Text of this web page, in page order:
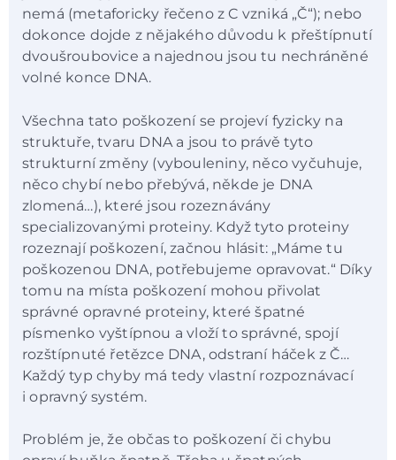
nemá (metaforicky řečeno z C vzniká „Č“); nebo
dokonce dojde z nějakého důvodu k přeštípnutí
dvoušroubovice a najednou jsou tu nechráněné
volné konce DNA.
Všechna tato poškození se projeví fyzicky na
struktuře, tvaru DNA a jsou to právě tyto
strukturní změny (vybouleniny, něco vyčuhuje,
něco chybí nebo přebývá, někde je DNA
zlomená…), které jsou rozeznávány
specializovanými proteiny. Když tyto proteiny
rozeznají poškození, začnou hlásit: „Máme tu
poškozenou DNA, potřebujeme opravovat.“ Díky
tomu na místa poškození mohou přivolat
správné opravné proteiny, které špatné
písmenko vyštípnou a vloží to správné, spojí
rozštípnuté řetězce DNA, odstraní háček z Č…
Každý typ chyby má tedy vlastní rozpoznávací
i opravný systém.
Problém je, že občas to poškození či chybu